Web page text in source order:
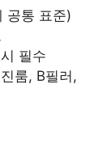
공통 표준)
필수
룸, B필러,